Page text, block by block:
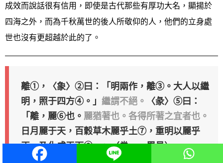
成效而說話很有信用，即使是古代那些有厚功大名，顯揚於
四海之外，而為千秋萬世的後人所敬仰的人，他們的立身處
世也沒有更超越於此的了。
離①，〈𧰼〉②曰：「明兩作，離③。大人以繼
明，照于四方④。」 繼謂不絕。 〈彖〉⑤曰：
「離，麗⑥也。 麗猶著也。各得所著之宜者也。
日月麗于天，百穀草木麗乎土⑦，重明以麗乎
正，乃化成天下⑧。」（卷一 周易）